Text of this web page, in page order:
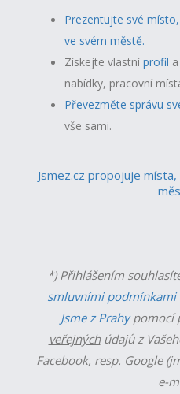
Prezentujte své
ve svém městě.
Získejte vlastníprofil
nabídky, pracovní
Převezměte správu
vše sami.
Jsmez.cz propojuje
*) Přihlášením
smluvními podmínkami
Jsme z Prahypomocí
veřejnýchúdajů z
Facebook, resp. Google
e-